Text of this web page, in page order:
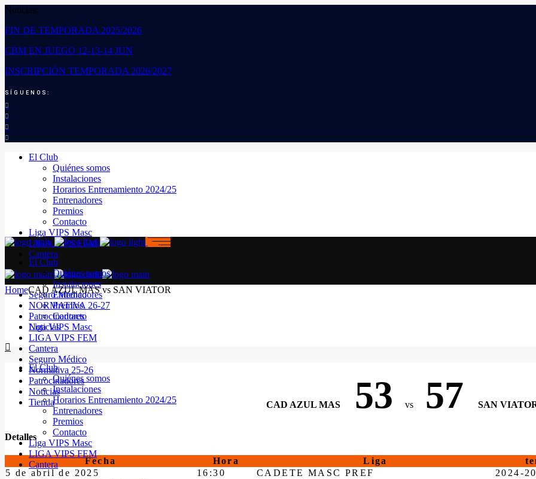
Noticias:
FIN DE TEMPORADA 2025/2026
CBM EN JUEGO 12-13-14 JUN
INSCRIPCIÓN TEMPORADA 2026/2027
SÍGUENOS:
El Club
Quiénes somos
Instalaciones
Horarios Entrenamiento 2024/25
Entrenadores
Premios
Contacto
Liga VIPS Masc
LIGA VIPS FEM
Cantera
Seguro Médico
NORMATIVA 26-27
Patrocinadores
Noticias
El Club
Quiénes somos
Instalaciones
Horarios Entrenamiento 2024/25
Entrenadores
Premios
Contacto
Liga VIPS Masc
LIGA VIPS FEM
Cantera
El Club
Quiénes somos
Instalaciones
Entrenadores
Premios
Contacto
Liga VIPS Masc
LIGA VIPS FEM
Cantera
Seguro Médico
Normativa 25-26
Patrocinadores
Noticias
Tienda
HomeCAD AZUL MAS vs SAN VIATOR
CAD AZUL MAS 53 vs 57 SAN
Detalles
Fecha Hora Liga
5 de abril de 2025
16:30 CADETE MASC PREF 2024-